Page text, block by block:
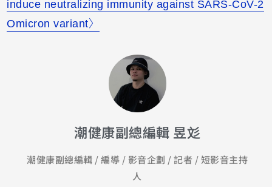
induce neutralizing immunity against SARS-CoV-2
Omicron variant〉
潮健康副總編輯 昱彣
潮健康副總編輯 / 編導 / 影音企劃 / 記者 / 短影音主持
人